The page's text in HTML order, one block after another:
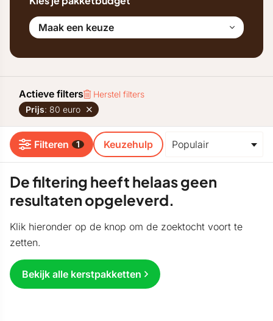
Maak een keuze
Actieve filters
Herstel filters
Prijs: 80 euro
Filteren 1 Keuzehulp
De filtering heeft helaas geen
resultaten opgeleverd.
Klik hieronder op de knop om de zoektocht voort te
zetten.
Bekijk alle kerstpakketten